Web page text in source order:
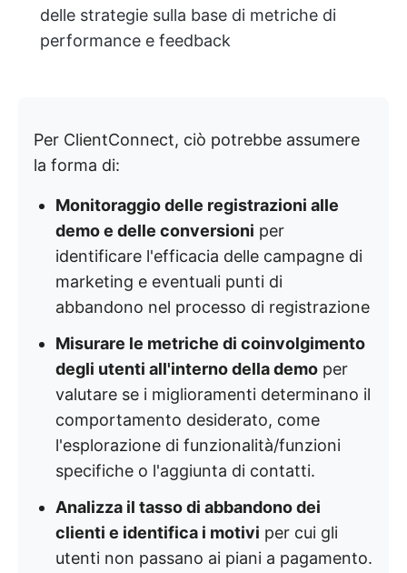
delle strategie sulla base di metriche di
performance e feedback
Per ClientConnect, ciò potrebbe assumere
la forma di:
Monitoraggio delle registrazioni alle
demo e delle conversioni per
identificare l'efficacia delle campagne di
marketing e eventuali punti di
abbandono nel processo di registrazione
Misurare le metriche di coinvolgimento
degli utenti all'interno della demo per
valutare se i miglioramenti determinano il
comportamento desiderato, come
l'esplorazione di funzionalità/funzioni
specifiche o l'aggiunta di contatti.
Analizza il tasso di abbandono dei
clienti e identifica i motivi per cui gli
utenti non passano ai piani a pagamento.